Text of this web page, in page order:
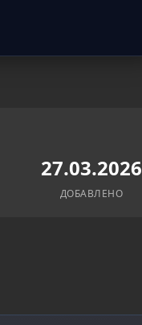
27.03.2026
ДОБАВЛЕНО